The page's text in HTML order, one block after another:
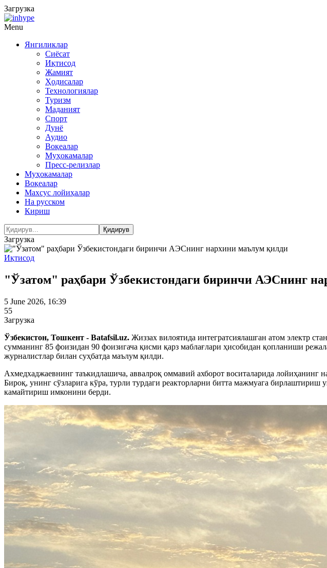
Загрузка
Menu
Янгиликлар
Сиёсат
Иқтисод
Жамият
Ҳодисалар
Технологиялар
Туризм
Маданият
Спорт
Дунё
Аудио
Воқеалар
Муҳокамалар
Пресс-релизлар
Муҳокамалар
Воқеалар
Махсус лойиҳалар
На русском
Кириш
Загрузка
Иқтисод
"Ўзатом" раҳбари Ўзбекистондаги биринчи АЭСнинг
5 June 2026, 16:39
55
Загрузка
Ўзбекистон, Тошкент - Batafsil.uz. Жиззах вилоятида интегратсиялашган атом электр
сумманинг 85 фоизидан 90 фоизигача қисми қарз маблағлари ҳисобидан қопланиши
журналистлар билан суҳбатда маълум қилди.
Ахмедхаджаевнинг таъкидлашича, аввалроқ оммавий ахборот воситаларида лойиҳанинг
Бироқ, унинг сўзларига кўра, турли турдаги реакторларни битта мажмуага
камайтириш имконини берди.